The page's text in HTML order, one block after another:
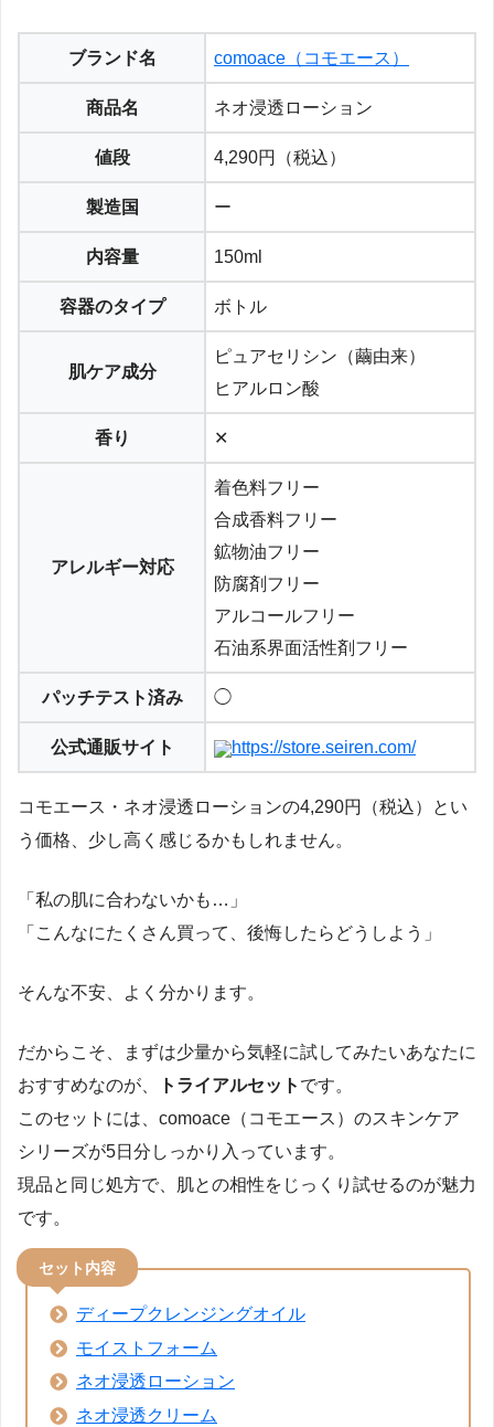
ブランド名 comoace（コモエース）
商品名 ネオ浸透ローション
値段 4,290円（税込）
製造国 ー
内容量 150ml
容器のタイプ ボトル
肌ケア成分
ピュアセリシン（繭由来）
ヒアルロン酸
香り ✕
アレルギー対応
着色料フリー
合成香料フリー
鉱物油フリー
防腐剤フリー
アルコールフリー
石油系界面活性剤フリー
パッチテスト済み ◯
公式通販サイト https://store.seiren.com/
コモエース・ネオ浸透ローションの4,290円（税込）とい
う価格、少し高く感じるかもしれません。
「私の肌に合わないかも…」
「こんなにたくさん買って、後悔したらどうしよう」
そんな不安、よく分かります。
だからこそ、まずは少量から気軽に試してみたいあなたに
おすすめなのが、
トライアルセット です。
このセットには、comoace（コモエース）のスキンケア
シリーズが5日分しっかり入っています。
現品と同じ処方で、肌との相性をじっくり試せるのが魅力
です。
セット内容
ディープクレンジングオイル
モイストフォーム
ネオ浸透ローション
ネオ浸透クリーム